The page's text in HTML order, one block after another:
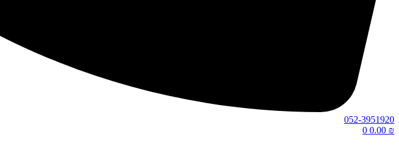
052-3951920
0.00 ₪
0